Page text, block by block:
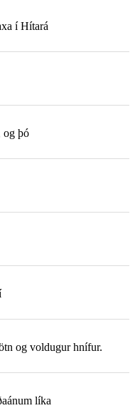
í Hítará
og þó
og voldugur hnífur.
líka